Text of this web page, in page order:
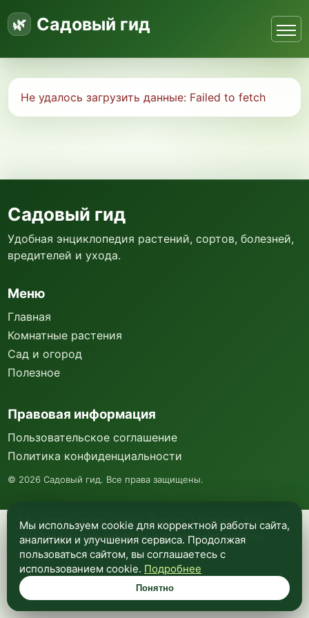
Садовый гид
Не удалось загрузить данные: Failed to fetch
Мы используем куки и Яндекс Метрику для
анализа посещаемости и улучшения работы
сайта. Подробнее —в политике
конфиденциальности.
Понятно
Садовый гид
Удобная энциклопедия растений, сортов, болезней,
вредителей и ухода.
Меню
Главная
Комнатные растения
Сад и огород
Полезное
Правовая информация
Пользовательское соглашение
Политика конфиденциальности
© 2026 Садовый гид. Все права защищены.
Мы используем cookie для корректной работы сайта,
аналитики и улучшения сервиса. Продолжая
пользоваться сайтом, вы соглашаетесь с
использованием cookie. Подробнее
Понятно